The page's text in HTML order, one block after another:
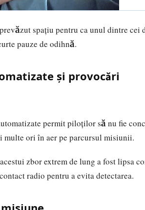
prevăzut spațiu pentru ca unul dintre
pauze de odihnă.
și provocări
permit piloților să nu fie
multe ori în aer pe parcursul misiunii.
zbor extrem de lung a fost lipsa
radio pentru a evita detectarea.